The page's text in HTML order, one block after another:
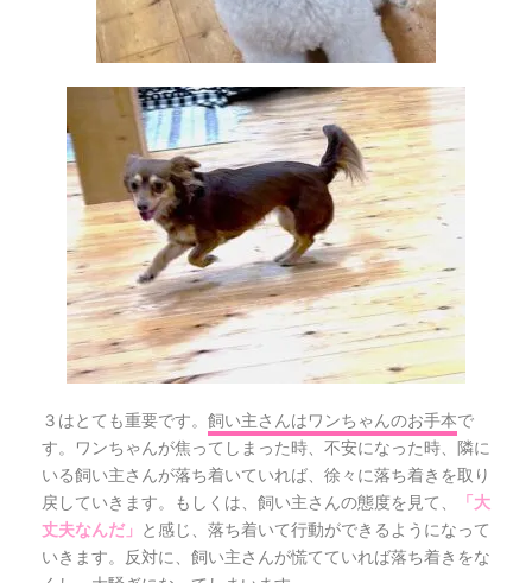
３はとても重要です。 飼い主さんはワンちゃんのお手本で
す。ワンちゃんが焦ってしまった時、不安になった時、隣に
いる飼い主さんが落ち着いていれば、徐々に落ち着きを取り
戻していきます。もしくは、飼い主さんの態度を見て、
「大
丈夫なんだ」
と感じ、落ち着いて行動ができるようになって
いきます。反対に、飼い主さんが慌てていれば落ち着きをな